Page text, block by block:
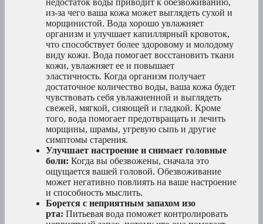
недостаток воды приводит к обезвоживанию,
из-за чего ваша кожа может выглядеть сухой и
морщинистой. Вода хорошо увлажняет
организм и улучшает капиллярный кровоток,
что способствует более здоровому и молодому
виду кожи. Вода помогает восстановить ткани
кожи, увлажняет ее и повышает
эластичность. Когда организм получает
достаточное количество воды, ваша кожа будет
чувствовать себя увлажненной и выглядеть
свежей, мягкой, сияющей и гладкой. Кроме
того, вода помогает предотвращать и лечить
морщины, шрамы, угревую сыпь и другие
симптомы старения.
Улучшает настроение и снимает головные
боли: Когда вы обезвожены, сначала это
ощущается вашей головой. Обезвоживание
может негативно повлиять на ваше настроение
и способность мыслить.
Борется с неприятным запахом изо
рта: Питьевая вода поможет контролировать